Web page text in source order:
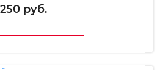
250 руб.